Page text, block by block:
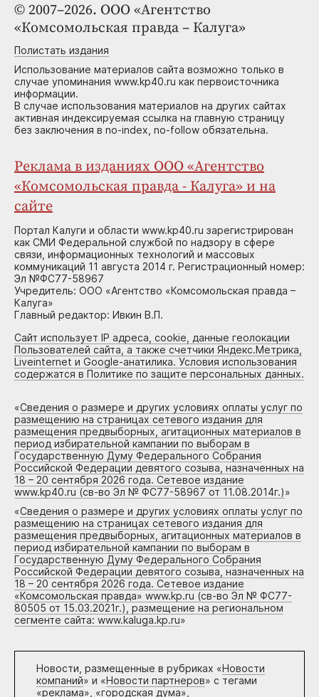
© 2007–2026. ООО «Агентство
«Комсомольская правда – Калуга»
Полистать издания
Использование материалов сайта возможно только в
случае упоминания www.kp40.ru как первоисточника
информации.
В случае использования материалов на других сайтах
активная индексируемая ссылка на главную страницу
без заключения в no-index, no-follow обязательна.
Реклама в изданиях ООО «Агентство
«Комсомольская правда - Калуга» и на
сайте
Портал Калуги и области www.kp40.ru зарегистрирован
как СМИ Федеральной службой по надзору в сфере
связи, информационных технологий и массовых
коммуникаций 11 августа 2014 г. Регистрационный номер:
Эл №ФС77-58967
Учредитель: ООО «Агентство «Комсомольская правда –
Калуга»
Главный редактор: Ивкин В.П.
Сайт использует IP адреса, cookie, данные геолокации
Пользователей сайта, а также счетчики Яндекс.Метрика,
Liveinternet и Google-анатилика. Условия использования
содержатся в Политике по защите персональных данных.
«Сведения о размере и других условиях оплаты услуг по
размещению на страницах сетевого издания для
размещения предвыборных, агитационных материалов в
период избирательной кампании по выборам в
Государственную Думу Федерального Собрания
Российской Федерации девятого созыва, назначенных на
18 – 20 сентября 2026 года. Сетевое издание
www.kp40.ru (св-во Эл № ФС77-58967 от 11.08.2014г.)»
«Сведения о размере и других условиях оплаты услуг по
размещению на страницах сетевого издания для
размещения предвыборных, агитационных материалов в
период избирательной кампании по выборам в
Государственную Думу Федерального Собрания
Российской Федерации девятого созыва, назначенных на
18 – 20 сентября 2026 года. Сетевое издание
«Комсомольская правда» www.kp.ru (св-во Эл № ФС77-
80505 от 15.03.2021г.), размещение на региональном
сегменте сайта: www.kaluga.kp.ru»
Новости, размещенные в рубриках «Новости
компаний» и «Новости партнеров» с тегами
«реклама», «городская дума»,